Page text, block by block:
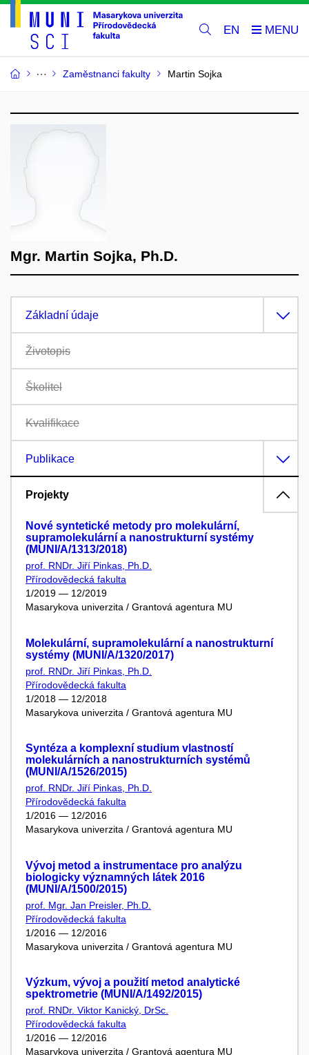
EN
Zaměstnanci fakulty Martin Sojka
Mgr. Martin Sojka, Ph.D.
Základní údaje
Životopis
Školitel
Kvalifikace
Publikace
Projekty
Nové syntetické metody pro molekulární,
supramolekulární a nanostrukturní systémy
(MUNI/A/1313/2018)
prof. RNDr. Jiří Pinkas, Ph.D.
Přírodovědecká fakulta
1/2019 — 12/2019
Masarykova univerzita / Grantová agentura MU
Molekulární, supramolekulární a nanostrukturní
systémy (MUNI/A/1320/2017)
prof. RNDr. Jiří Pinkas, Ph.D.
Přírodovědecká fakulta
1/2018 — 12/2018
Masarykova univerzita / Grantová agentura MU
Syntéza a komplexní studium vlastností
molekulárních a nanostrukturních systémů
(MUNI/A/1526/2015)
prof. RNDr. Jiří Pinkas, Ph.D.
Přírodovědecká fakulta
1/2016 — 12/2016
Masarykova univerzita / Grantová agentura MU
Vývoj metod a instrumentace pro analýzu
biologicky významných látek 2016
(MUNI/A/1500/2015)
prof. Mgr. Jan Preisler, Ph.D.
Přírodovědecká fakulta
1/2016 — 12/2016
Masarykova univerzita / Grantová agentura MU
Výzkum, vývoj a použití metod analytické
spektrometrie (MUNI/A/1492/2015)
prof. RNDr. Viktor Kanický, DrSc.
Přírodovědecká fakulta
1/2016 — 12/2016
Masarykova univerzita / Grantová agentura MU